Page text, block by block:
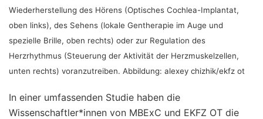
Wiederherstellung des Hörens (Optisches Cochlea-Implantat,
oben links), des Sehens (lokale Gentherapie im Auge und
spezielle Brille, oben rechts) oder zur Regulation des
Herzrhythmus (Steuerung der Aktivität der Herzmuskelzellen,
unten rechts) voranzutreiben. Abbildung: alexey chizhik/ekfz ot
In einer umfassenden Studie haben die
Wissenschaftler*innen von MBExC und EKFZ OT die